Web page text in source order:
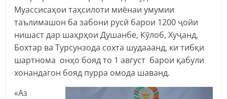
Муассисаҳои таҳсилоти миёнаи умумии
таълимашон ба забони русӣ барои 1200 ҷойи
нишаст дар шаҳрҳои Душанбе, Кӯлоб, Хуҷанд,
Бохтар ва Турсунзода сохта шудааанд, ки тибқи
шартнома онҳо бояд то 1 август барои қабули
хонандагон бояд пурра омода шаванд.
«Аз